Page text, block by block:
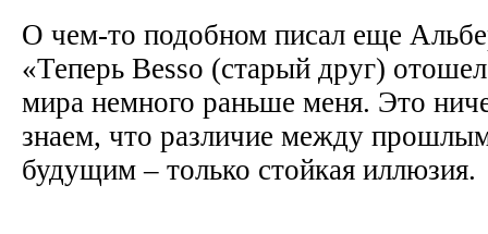
О чем-то подобном писал еще
«Теперь Besso (старый друг)
мира немного раньше меня. Это
знаем, что различие между
будущим – только стойкая иллюзия.